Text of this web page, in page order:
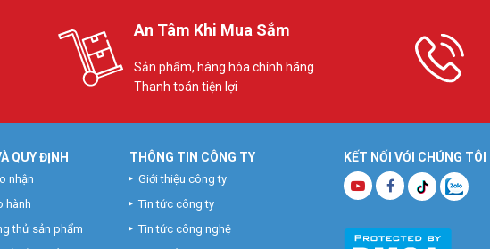
An Tâm Khi Mua Sắm
Sản phẩm, hàng hóa chính hãng
Thanh toán tiện lợi
KẾT NỐI VỚI CHÚNG TÔI
QUY ĐỊNH
nhận
hành
thử sản phẩm
THÔNG TIN CÔNG TY
Giới thiệu công ty
Tin tức công ty
Tin tức công nghệ